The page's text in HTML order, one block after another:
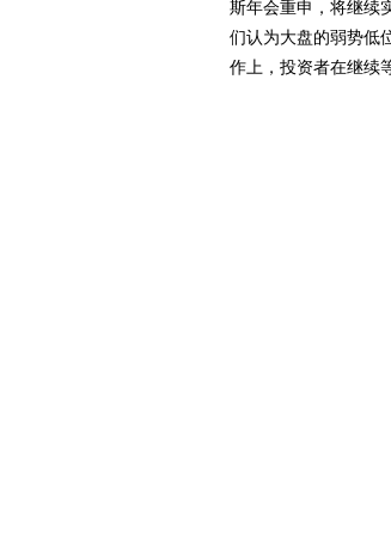
斯年会重申，将继续
们认为大盘的弱势低
作上，投资者在继续